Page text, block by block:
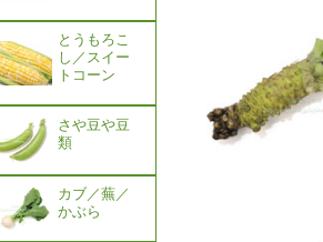
とうもろこ
し／スイー
トコーン
さや豆や豆
類
カブ／蕪／
かぶら